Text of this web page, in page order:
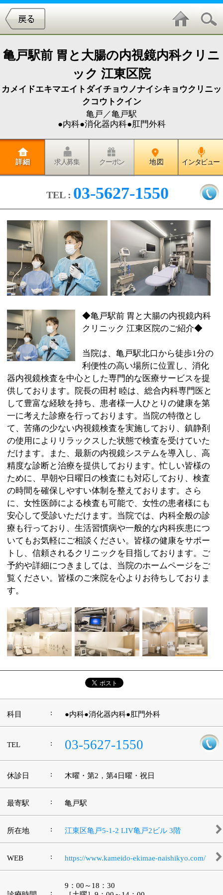
ック 江東区院
クコウトクイン
亀戸／亀戸駅
●内科●消化器内科●肛門外科
クーポン 地 図 インタビュー
TEL :03-5627-1550
◆亀戸駅前 胃と大腸の内視鏡内科
クリニック 江東区院のご紹介◆
当院は、亀戸駅北口から徒歩1分の
利便性の高い場所に位置し、消化
器内視鏡検査を中心とした専門的な医療サービスを提
供しております。院長の田村 睦は、総合内科専門医と
して豊富な経験を持ち、患者様一人ひとりの健康を第
一に考えた診療を行っております。当院の特徴とし
の使用によりリラックスした状態で検査を受けていた
だけます。また、最新の内視鏡システムを導入し、高
精度な診断と治療を提供しております。忙しい皆様の
ために、早朝や日曜日の検査にも対応しており、検査
の時間を確保しやすい体制を整えております。さら
に、女性医師による検査も可能で、女性の患者様にも
安心して受診いただけます。当院では、内科全般の診
療も行っており、生活習慣病や一般的な内科疾患につ
いてもお気軽にご相談ください。皆様の健康をサポー
トし、信頼されるクリニックを目指しております。ご
予約や詳細につきましては、当院のホームページをご
覧ください。皆様のご来院を心よりお待ちしておりま
す。
科目 :
TEL : 03-5627-1550
休診日 : 木曜・第2，第4日曜・祝日
最寄駅 亀戸駅
所在地
: https://www.kameido-ekimae-naishikyo.com/
診療時間
9：00～18：30
［土曜］9：00～14：00
［第1、第3土曜］9：00～13：00
このページの先頭へ
表示：PC|モバイル
© 2013 art blue Inc.